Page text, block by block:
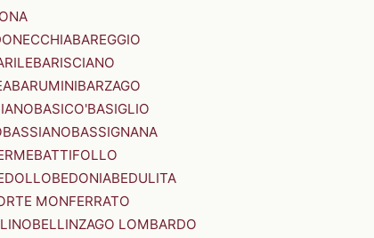
BAREGGIO
BARISCIANO
BARUMINIBARZAGO
BASICO'BASIGLIO
BASSIANOBASSIGNANA
BATTIFOLLO
BEDONIABEDULITA
MONFERRATO
BELLINZAGO LOMBARDO